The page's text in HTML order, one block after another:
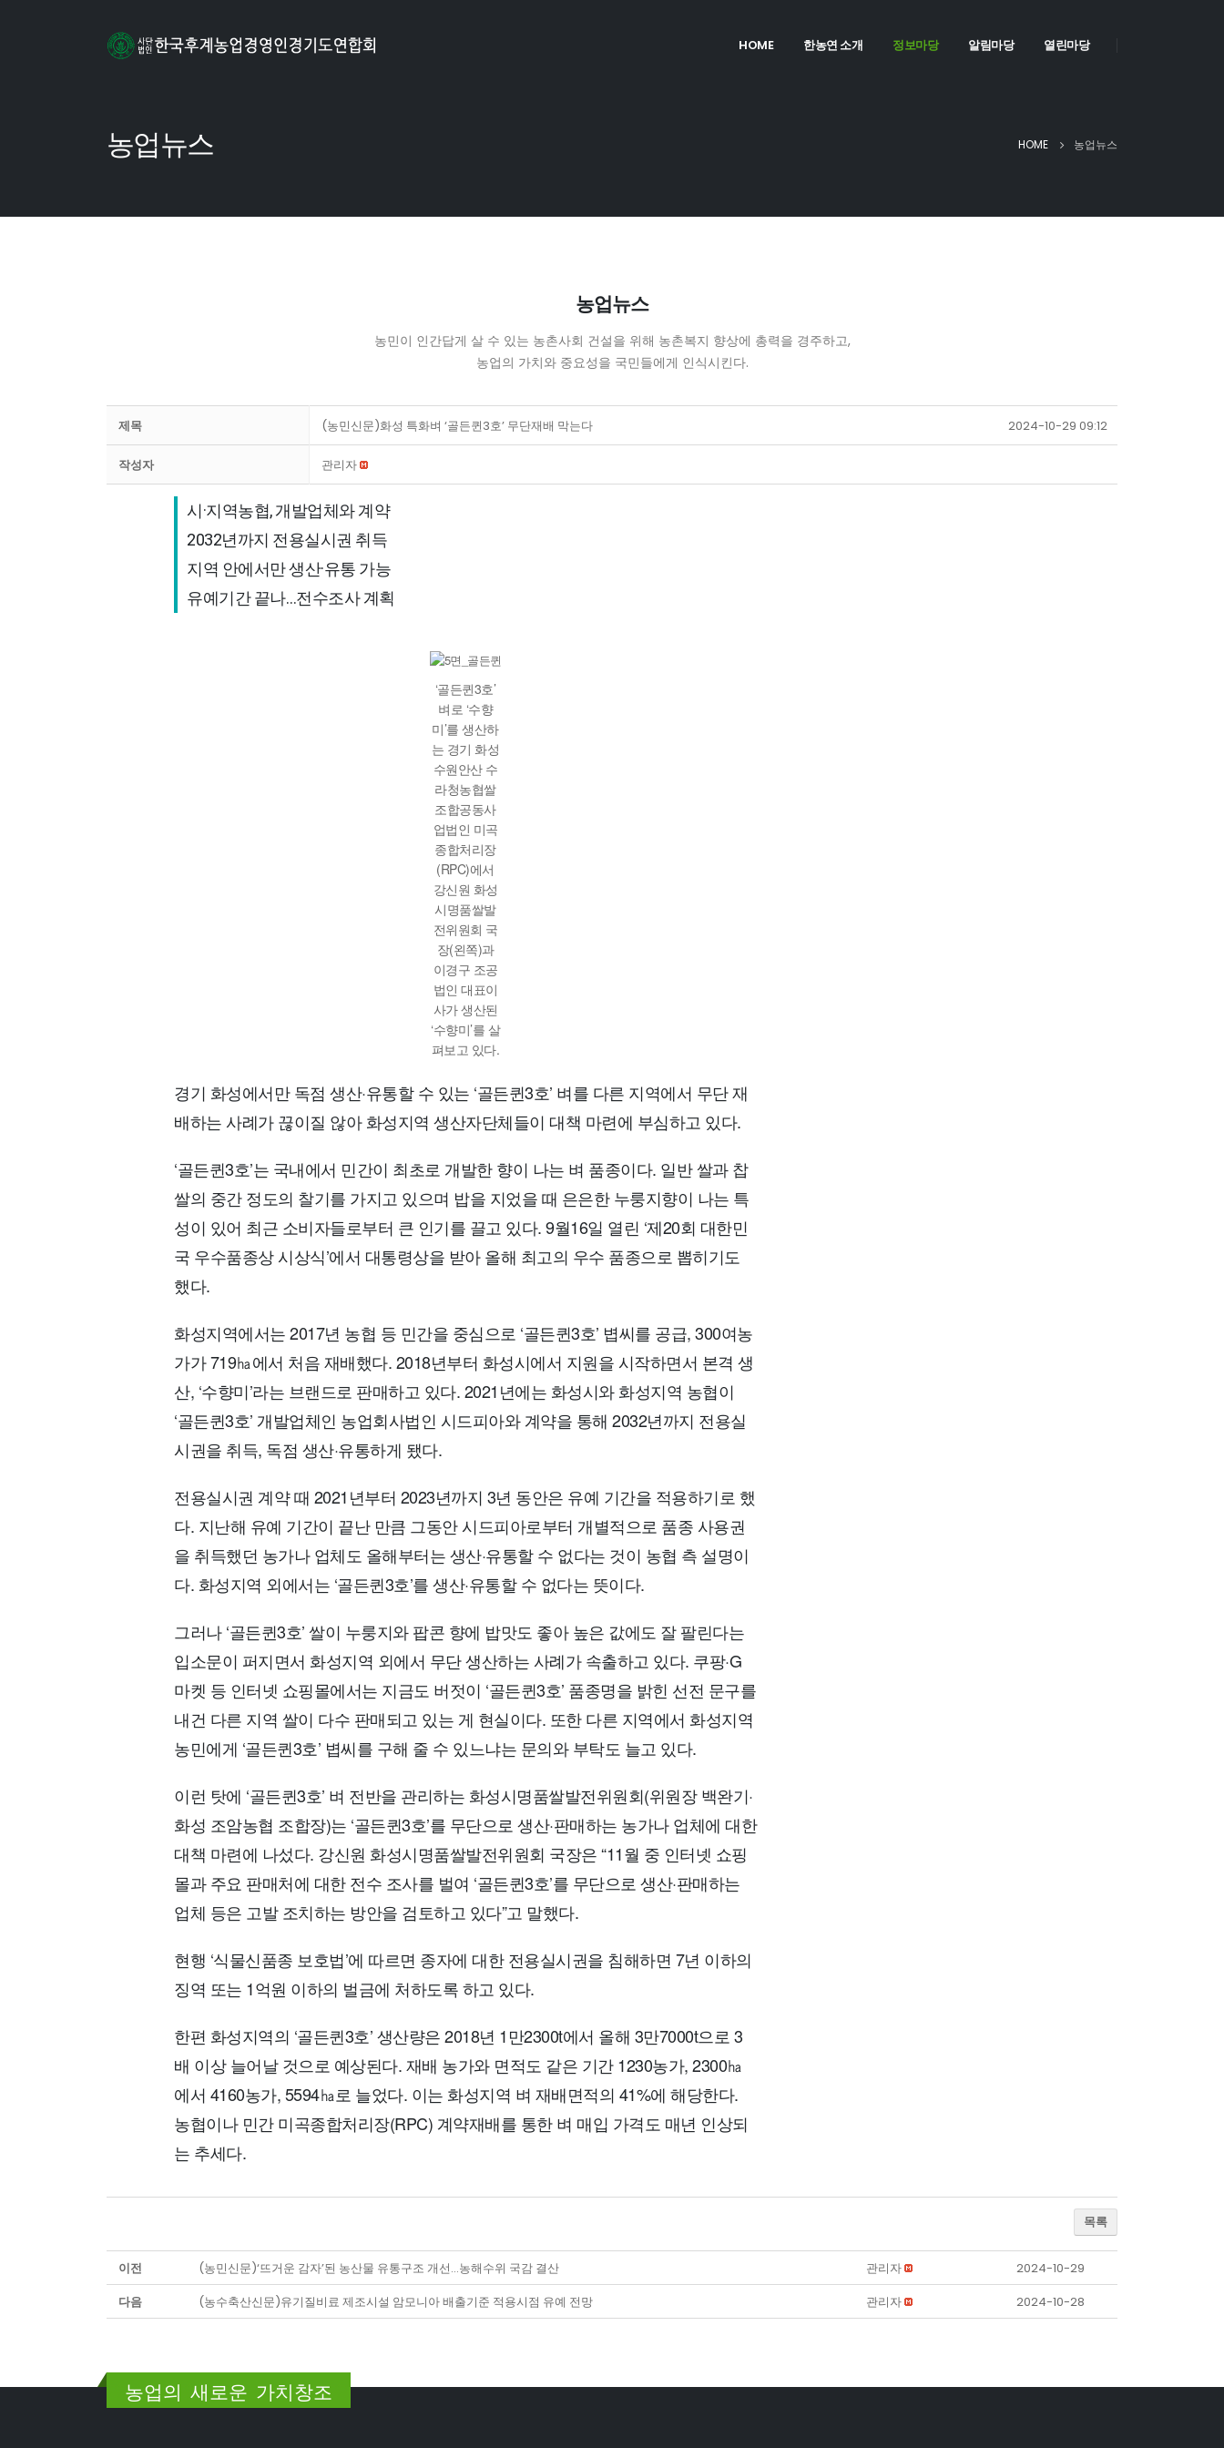
HOME 한농연 소개 정보마당 알림마당 열린마당
농업뉴스 HOME 농업뉴스
농업뉴스
농민이 인간답게 살 수 있는 농촌사회 건설을 위해 농촌복지 향상에 총력을 경주하고,
농업의 가치와 중요성을 국민들에게 인식시킨다.
제목 (농민신문)화성 특화벼 ‘골든퀸3호’ 무단재배 막는다 2024-10-29 09:12
작성자 관리자
시·지역농협, 개발업체와 계약
2032년까지 전용실시권 취득
지역 안에서만 생산·유통 가능
유예기간 끝나…전수조사 계획
‘골든퀸3호’
벼로 ‘수향
미’를 생산하
는 경기 화성
수원안산 수
라청농협쌀
조합공동사
업법인 미곡
종합처리장
(RPC)에서
강신원 화성
시명품쌀발
전위원회 국
장(왼쪽)과
이경구 조공
법인 대표이
사가 생산된
‘수향미’를 살
펴보고 있다.
경기 화성에서만 독점 생산·유통할 수 있는 ‘골든퀸3호’ 벼를 다른 지역에서 무단 재
배하는 사례가 끊이질 않아 화성지역 생산자단체들이 대책 마련에 부심하고 있다.
‘골든퀸3호’는 국내에서 민간이 최초로 개발한 향이 나는 벼 품종이다. 일반 쌀과 찹
쌀의 중간 정도의 찰기를 가지고 있으며 밥을 지었을 때 은은한 누룽지향이 나는 특
성이 있어 최근 소비자들로부터 큰 인기를 끌고 있다. 9월16일 열린 ‘제20회 대한민
국 우수품종상 시상식’에서 대통령상을 받아 올해 최고의 우수 품종으로 뽑히기도
했다.
화성지역에서는 2017년 농협 등 민간을 중심으로 ‘골든퀸3호’ 볍씨를 공급, 300여농
가가 719㏊에서 처음 재배했다. 2018년부터 화성시에서 지원을 시작하면서 본격 생
산, ‘수향미’라는 브랜드로 판매하고 있다. 2021년에는 화성시와 화성지역 농협이
‘골든퀸3호’ 개발업체인 농업회사법인 시드피아와 계약을 통해 2032년까지 전용실
시권을 취득, 독점 생산·유통하게 됐다.
전용실시권 계약 때 2021년부터 2023년까지 3년 동안은 유예 기간을 적용하기로 했
다. 지난해 유예 기간이 끝난 만큼 그동안 시드피아로부터 개별적으로 품종 사용권
을 취득했던 농가나 업체도 올해부터는 생산·유통할 수 없다는 것이 농협 측 설명이
다. 화성지역 외에서는 ‘골든퀸3호’를 생산·유통할 수 없다는 뜻이다.
그러나 ‘골든퀸3호’ 쌀이 누룽지와 팝콘 향에 밥맛도 좋아 높은 값에도 잘 팔린다는
입소문이 퍼지면서 화성지역 외에서 무단 생산하는 사례가 속출하고 있다. 쿠팡·G
마켓 등 인터넷 쇼핑몰에서는 지금도 버젓이 ‘골든퀸3호’ 품종명을 밝힌 선전 문구를
내건 다른 지역 쌀이 다수 판매되고 있는 게 현실이다. 또한 다른 지역에서 화성지역
농민에게 ‘골든퀸3호’ 볍씨를 구해 줄 수 있느냐는 문의와 부탁도 늘고 있다.
이런 탓에 ‘골든퀸3호’ 벼 전반을 관리하는 화성시명품쌀발전위원회(위원장 백완기·
화성 조암농협 조합장)는 ‘골든퀸3호’를 무단으로 생산·판매하는 농가나 업체에 대한
대책 마련에 나섰다. 강신원 화성시명품쌀발전위원회 국장은 “11월 중 인터넷 쇼핑
몰과 주요 판매처에 대한 전수 조사를 벌여 ‘골든퀸3호’를 무단으로 생산·판매하는
업체 등은 고발 조치하는 방안을 검토하고 있다”고 말했다.
현행 ‘식물신품종 보호법’에 따르면 종자에 대한 전용실시권을 침해하면 7년 이하의
징역 또는 1억원 이하의 벌금에 처하도록 하고 있다.
한편 화성지역의 ‘골든퀸3호’ 생산량은 2018년 1만2300t에서 올해 3만7000t으로 3
배 이상 늘어날 것으로 예상된다. 재배 농가와 면적도 같은 기간 1230농가, 2300㏊
에서 4160농가, 5594㏊로 늘었다. 이는 화성지역 벼 재배면적의 41%에 해당한다.
농협이나 민간 미곡종합처리장(RPC) 계약재배를 통한 벼 매입 가격도 매년 인상되
는 추세다.
목록
이전 (농민신문)‘뜨거운 감자’된 농산물 유통구조 개선…농해수위 국감 결산 관리자
2024-10-29
다음
(농수축산신문)유기질비료 제조시설 암모니아 배출기준 적용시점 유예 전망 관리자 2024-10-28
농업의 새로운 가치창조